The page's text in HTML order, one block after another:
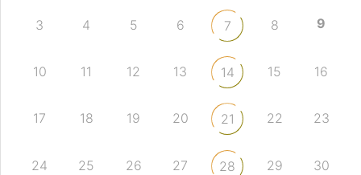
3 4 5 6 7 8 9
10 11 12 13 14 15 16
17 18 19 20 21 22 23
24 25 26 27 28 29 30